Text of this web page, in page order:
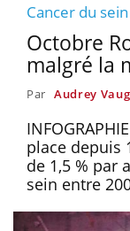
Cancer du sein
Octobre
malgré la
Par Audrey
place depuis
de 1,5 % par
sein entre